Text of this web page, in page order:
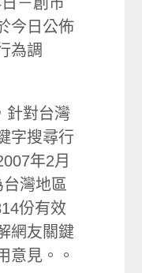
今日公佈
為調
針對台灣
字搜尋行
年2月
灣地區
份有效
網友關鍵
意見。。